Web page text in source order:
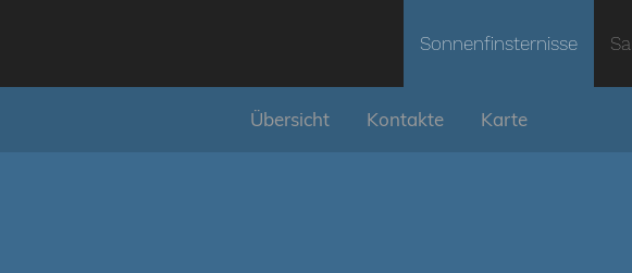
Sonnenfinsternisse
Übersicht Kontakte Karte